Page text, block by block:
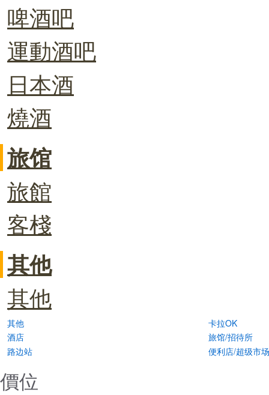
啤酒吧
運動酒吧
日本酒
燒酒
旅馆
旅館
客棧
其他
其他
其他
卡拉OK
酒店
旅馆/招待所
路边站
便利店/超级市场
價位